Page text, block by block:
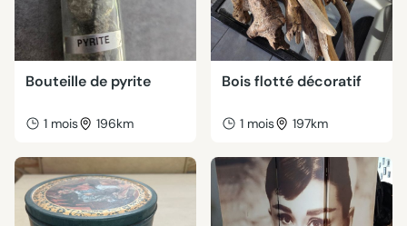
Bouteille de pyrite
1 mois 196km
Bois flotté décoratif
1 mois 197km